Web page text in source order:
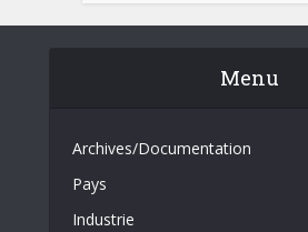
Menu
Archives/Documentation
Pays
Industrie